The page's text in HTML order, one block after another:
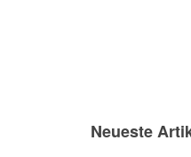
Neueste